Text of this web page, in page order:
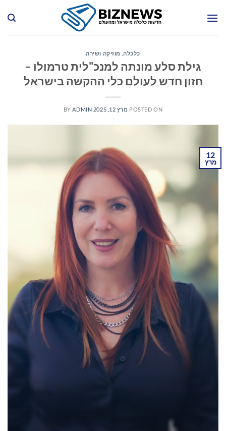
כלכלה, מוזיקה ושירה
גילת סלע מונתה למנכ"לית טרמולו –
חזון חדש לעולם כלי ההקשה בישראל
POSTED ON מרץ 12, 2025 BY ADMIN
12
מרץ